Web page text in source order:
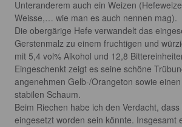
Unteranderem auch ein Weizen
Weisse,… wie man es auch nennen mag).
Die obergärige Hefe verwandelt das
Gerstenmalz zu einem fruchtigen und
mit 5,4 vol% Alkohol und 12,8
Eingeschenkt zeigt es seine schöne
angenehmen Gelb-/Orangeton sowie
stabilen Schaum.
Beim Riechen habe ich den Verdacht,
eingesetzt worden sein könnte. Insgesamt